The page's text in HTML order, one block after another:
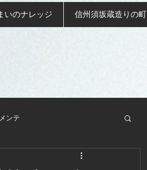
いのナレッジ 信州須坂蔵造りの町
ンテ